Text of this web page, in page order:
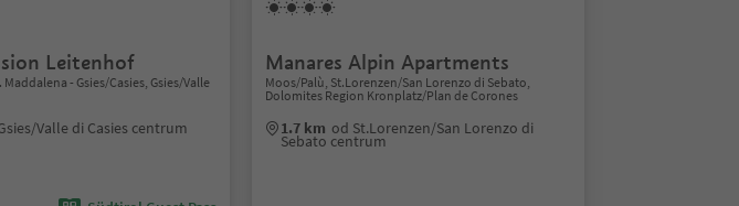
Leitenhof
Maddalena - Gsies/Casies, Gsies/Valle
Valle di Casies centrum
Manares Alpin Apartments
Moos/Palù, St.Lorenzen/San Lorenzo di Sebato,
Dolomites Region Kronplatz/Plan de Corones
1.7 km od St.Lorenzen/San Lorenzo di
Sebato centrum